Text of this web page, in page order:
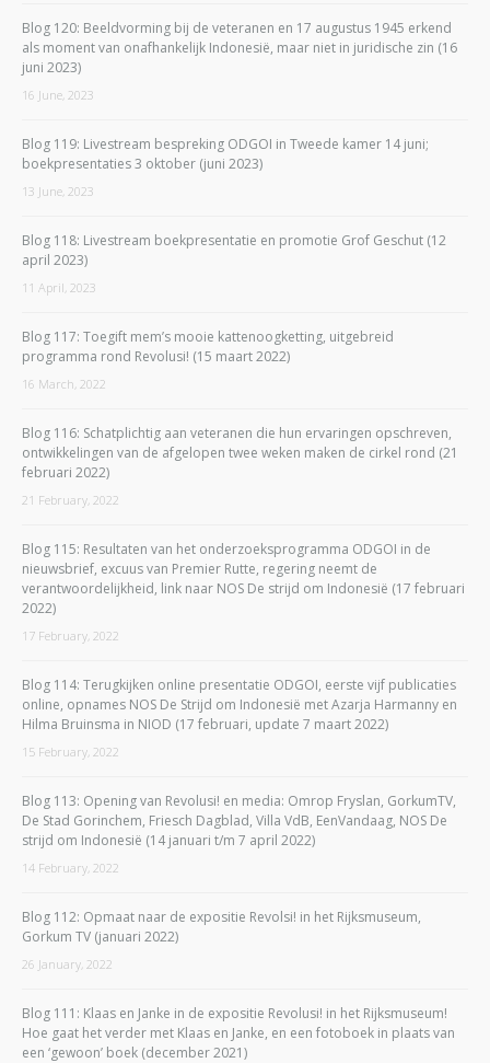
Blog 120: Beeldvorming bij de veteranen en 17 augustus 1945 erkend
als moment van onafhankelijk Indonesië, maar niet in juridische zin (16
juni 2023)
16 June, 2023
Blog 119: Livestream bespreking ODGOI in Tweede kamer 14 juni;
boekpresentaties 3 oktober (juni 2023)
13 June, 2023
Blog 118: Livestream boekpresentatie en promotie Grof Geschut (12
april 2023)
11 April, 2023
Blog 117: Toegift mem’s mooie kattenoogketting, uitgebreid
programma rond Revolusi! (15 maart 2022)
16 March, 2022
Blog 116: Schatplichtig aan veteranen die hun ervaringen opschreven,
ontwikkelingen van de afgelopen twee weken maken de cirkel rond (21
februari 2022)
21 February, 2022
Blog 115: Resultaten van het onderzoeksprogramma ODGOI in de
nieuwsbrief, excuus van Premier Rutte, regering neemt de
verantwoordelijkheid, link naar NOS De strijd om Indonesië (17 februari
2022)
17 February, 2022
Blog 114: Terugkijken online presentatie ODGOI, eerste vijf publicaties
online, opnames NOS De Strijd om Indonesië met Azarja Harmanny en
Hilma Bruinsma in NIOD (17 februari, update 7 maart 2022)
15 February, 2022
Blog 113: Opening van Revolusi! en media: Omrop Fryslan, GorkumTV,
De Stad Gorinchem, Friesch Dagblad, Villa VdB, EenVandaag, NOS De
strijd om Indonesië (14 januari t/m 7 april 2022)
14 February, 2022
Blog 112: Opmaat naar de expositie Revolsi! in het Rijksmuseum,
Gorkum TV (januari 2022)
26 January, 2022
Blog 111: Klaas en Janke in de expositie Revolusi! in het Rijksmuseum!
Hoe gaat het verder met Klaas en Janke, en een fotoboek in plaats van
een ‘gewoon’ boek (december 2021)